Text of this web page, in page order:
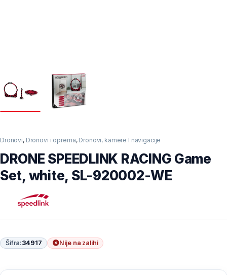
Dronovi, Dronovi i oprema, Dronovi, kamere I navigacije
DRONE SPEEDLINK RACING Game
Set, white, SL-920002-WE
Šifra:34917 Nije na zalihi